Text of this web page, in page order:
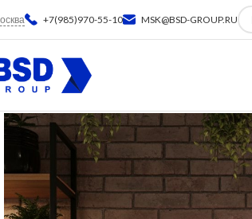
+7(985)970-55-10 MSK@BSD-GROUP.RU